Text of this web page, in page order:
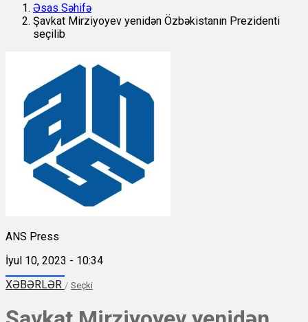
Əsas Səhifə
Şavkat Mirziyoyev yenidən Özbəkistanın Prezidenti
seçilib
ANS Press
İyul 10, 2023 - 10:34
XƏBƏRLƏR / Seçki